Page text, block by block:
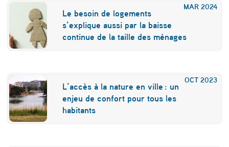
MAR 2024
Le besoin de logements
s’explique aussi par la baisse
continue de la taille des ménages
OCT 2023
L’accès à la nature en ville : un
enjeu de confort pour tous les
habitants